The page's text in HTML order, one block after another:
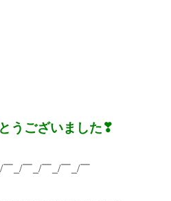
うございました❣
_/￣_/￣_/￣_/￣